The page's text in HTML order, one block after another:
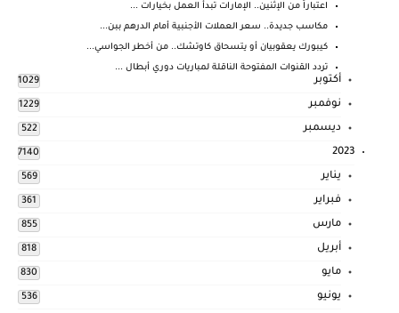
اعتباراً من الإثنين.. الإمارات تبدأ العمل بخيارات ...
مكاسب جديدة.. سعر العملات الأجنبية أمام الدرهم ببن...
كيبورك يعقوبيان أو يتسحاق كاوتشك.. من أخطر الجواسي...
تردد القنوات المفتوحة الناقلة لمباريات دوري أبطال ...
أكتوبر 1029
نوفمبر 1229
ديسمبر 522
2023
7140
يناير 569
فبراير 361
مارس 855
أبريل 818
مايو 830
يونيو 536